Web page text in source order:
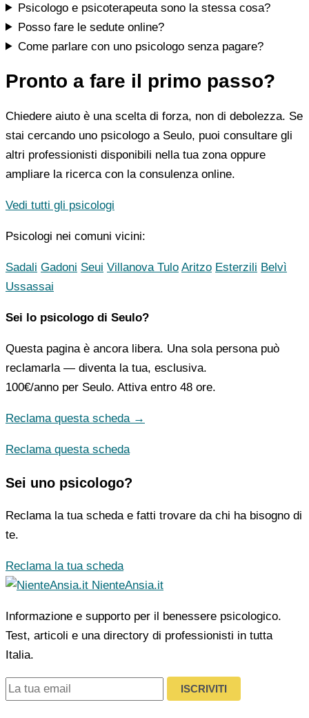
Psicologo e psicoterapeuta sono la stessa cosa?
Posso fare le sedute online?
Come parlare con uno psicologo senza pagare?
Pronto a fare il primo passo?
Chiedere aiuto è una scelta di forza, non di debolezza. Se
stai cercando uno psicologo a Seulo, puoi consultare gli
altri professionisti disponibili nella tua zona oppure
ampliare la ricerca con la consulenza online.
Vedi tutti gli psicologi
Psicologi nei comuni vicini:
Sadali Gadoni Seui Villanova Tulo Aritzo Esterzili Belvì
Ussassai
Sei lo psicologo di Seulo?
Questa pagina è ancora libera. Una sola persona può
reclamarla — diventa la tua, esclusiva.
100€/anno per Seulo. Attiva entro 48 ore.
Reclama questa scheda →
Reclama questa scheda
Sei uno psicologo?
Reclama la tua scheda e fatti trovare da chi ha bisogno di
te.
Reclama la tua scheda
NienteAnsia.it
Informazione e supporto per il benessere psicologico.
Test, articoli e una directory di professionisti in tutta
Italia.
ISCRIVITI